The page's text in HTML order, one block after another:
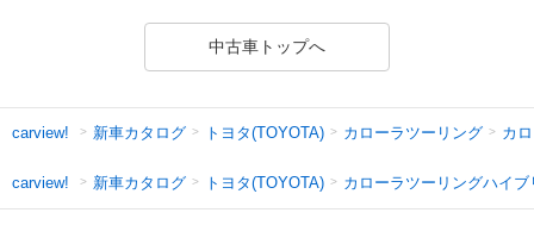
中古車トップへ
carview! 新車カタログ トヨタ(TOYOTA) カローラツーリング カ
carview! 新車カタログ トヨタ(TOYOTA) カローラツーリングハイブ